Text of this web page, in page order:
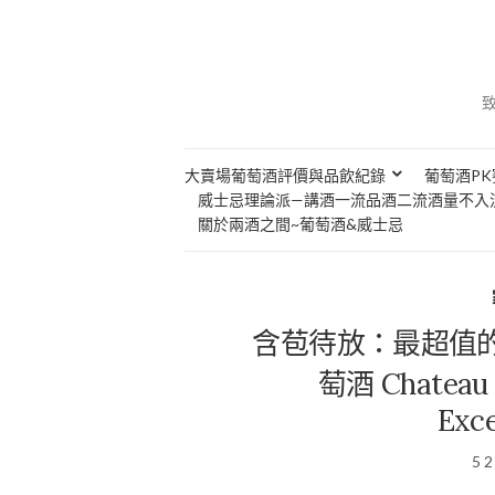
大賣場葡萄酒評價與品飲紀錄
葡萄酒
威士忌理論派—講酒一流品酒二流酒量不入
關於兩酒之間~葡萄酒&威士忌
含苞待放：最超值
萄酒
5